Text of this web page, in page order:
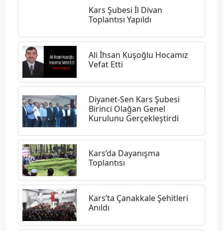
Kars Şubesi İl Divan
Toplantısı Yapıldı
Ali İhsan Kuşoğlu Hocamız
Vefat Etti
Diyanet-Sen Kars Şubesi
Birinci Olağan Genel
Kurulunu Gerçekleştirdi
​Kars’da Dayanışma
Toplantısı
​Kars’ta Çanakkale Şehitleri
Anıldı